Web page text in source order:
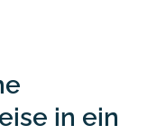
in ein